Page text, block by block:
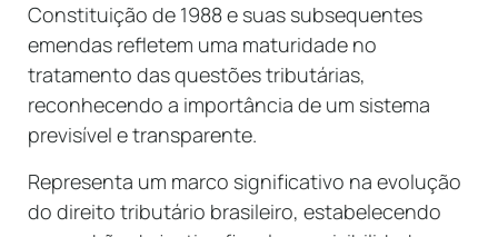
Constituição de 1988 e suas subsequentes
emendas refletem uma maturidade no
tratamento das questões tributárias,
reconhecendo a importância de um sistema
previsível e transparente.
Representa um marco significativo na evolução
do direito tributário brasileiro, estabelecendo